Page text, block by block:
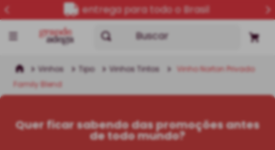
entrega para todo o Brasil
Buscar
Vinhos Tipo Vinhos Tintos
Vinho Norton Privado
Family Blend
Quer ficar sabendo das promoções antes
de todo mundo?